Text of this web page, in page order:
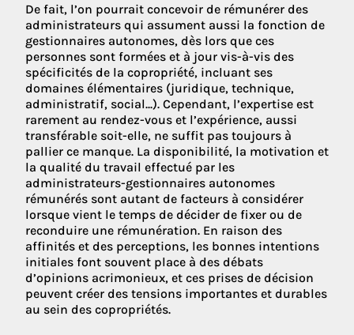
De fait, l’on pourrait concevoir de rémunérer des
administrateurs qui assument aussi la fonction de
gestionnaires autonomes, dès lors que ces
personnes sont formées et à jour vis-à-vis des
spécificités de la copropriété, incluant ses
domaines élémentaires (juridique, technique,
administratif, social...). Cependant, l’expertise est
rarement au rendez-vous et l’expérience, aussi
transférable soit-elle, ne suffit pas toujours à
pallier ce manque. La disponibilité, la motivation et
la qualité du travail effectué par les
administrateurs-gestionnaires autonomes
rémunérés sont autant de facteurs à considérer
lorsque vient le temps de décider de fixer ou de
reconduire une rémunération. En raison des
affinités et des perceptions, les bonnes intentions
initiales font souvent place à des débats
d’opinions acrimonieux, et ces prises de décision
peuvent créer des tensions importantes et durables
au sein des copropriétés.